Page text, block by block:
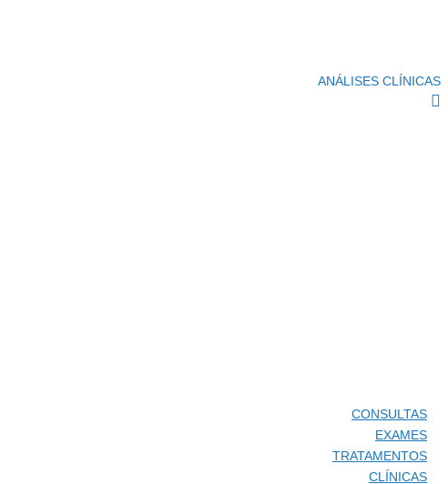
ANÁLISES CLÍNICAS
CONSULTAS
EXAMES
TRATAMENTOS
CLÍNICAS